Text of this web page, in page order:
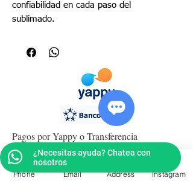
confiabilidad en cada paso del
sublimado.
Pagos por Yappy o Transferencia
Phone Email Address Instagram
¿Necesitas ayuda? Chatea con
nosotros